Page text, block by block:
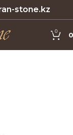
stone.kz
0 0